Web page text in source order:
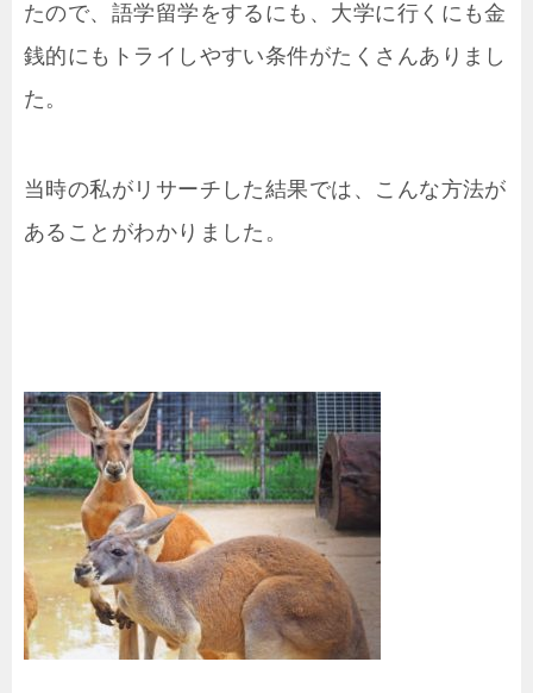
たので、語学留学をするにも、大学に行くにも金
銭的にもトライしやすい条件がたくさんありまし
た。
当時の私がリサーチした結果では、こんな方法が
あることがわかりました。